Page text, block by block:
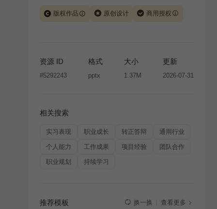
版权作品 原创设计 商用授权
版权声明
条款，禁止任何形式的转让、出售或出租，未
经投权许可任何人不得擅自转载和分发，否则将接照我
资源 ID
#5292243
格式
pptx
大小
1.37M
更新
2026-07-31
相关搜索
实习表现 职业成长 转正答辩 通用行业
个人能力 工作成果 项目经验 团队合作
职业规划 持续学习
推荐模板 换一换 查看更多